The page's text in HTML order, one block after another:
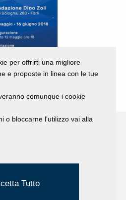
Privacy Policy
per offrirti una migliore
e proposte in linea con le tue
comunque i cookie
o bloccarne l'utilizzo vai alla
Tutto